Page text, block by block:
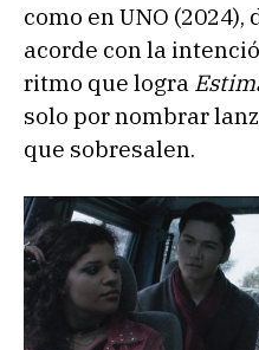
como en UNO
acorde con la
ritmo que logra
solo por nombrar
que sobresalen.